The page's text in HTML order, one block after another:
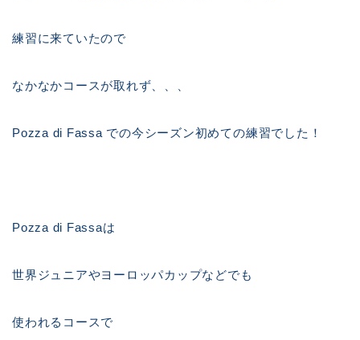
練習に来ていたので
なかなかコースが取れず、、、
Pozza di Fassa での今シーズン初めての練習でした！
Pozza di Fassaは
世界ジュニアやヨーロッパカップなどでも
使われるコースで